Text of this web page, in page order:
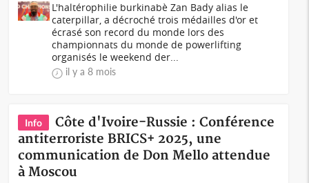
L'haltérophilie burkinabè Zan Bady alias le
caterpillar, a décroché trois médailles d'or et
écrasé son record du monde lors des
championnats du monde de powerlifting
organisés le weekend der...
il y a 8 mois
Info
Côte d'Ivoire-Russie : Conférence
antiterroriste BRICS+ 2025, une
communication de Don Mello attendue
à Moscou